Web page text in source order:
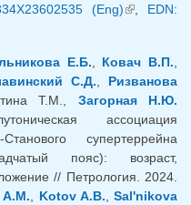
(Eng)(внешняя
, EDN:
Е.Б. Ковач В.П.
С.Д.
Ризванова
Т.М., Загорная Н.Ю.
ассоциация
супертеррейна
пояс): возраст,
// Петрология. 2024.
Kotov A.B.
Sal'nikova